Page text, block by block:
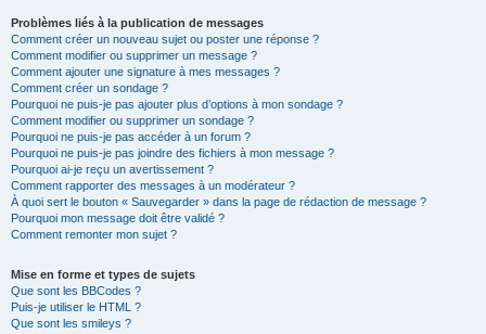
Problèmes liés à la publication de messages
Comment créer un nouveau sujet ou poster une réponse ?
Comment modifier ou supprimer un message ?
Comment ajouter une signature à mes messages ?
Comment créer un sondage ?
Pourquoi ne puis-je pas ajouter plus d’options à mon sondage ?
Comment modifier ou supprimer un sondage ?
Pourquoi ne puis-je pas accéder à un forum ?
Pourquoi ne puis-je pas joindre des fichiers à mon message ?
Pourquoi ai-je reçu un avertissement ?
Comment rapporter des messages à un modérateur ?
À quoi sert le bouton « Sauvegarder » dans la page de rédaction de message ?
Pourquoi mon message doit être validé ?
Comment remonter mon sujet ?
Mise en forme et types de sujets
Que sont les BBCodes ?
Puis-je utiliser le HTML ?
Que sont les smileys ?